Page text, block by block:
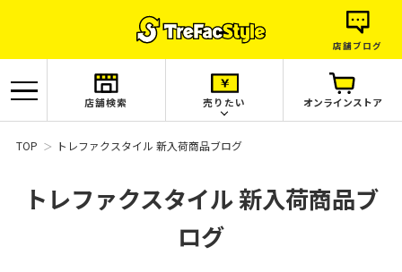
店舗ブログ
店舗検索 売りたい オンラインストア
TOP トレファクスタイル 新入荷商品ブログ
トレファクスタイル 新入荷商品ブ
ログ